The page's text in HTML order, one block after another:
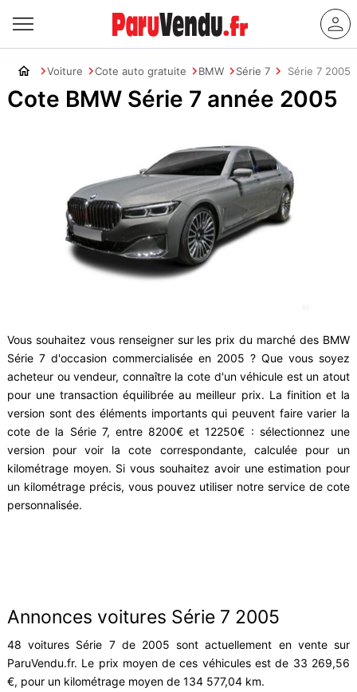
Voiture Cote auto gratuite BMW Série 7 Série 7 2005
Cote BMW Série 7 année 2005
Vous souhaitez vous renseigner sur les prix du marché des BMW
Série 7 d'occasion commercialisée en 2005 ? Que vous soyez
acheteur ou vendeur, connaître la cote d'un véhicule est un atout
pour une transaction équilibrée au meilleur prix. La finition et la
version sont des éléments importants qui peuvent faire varier la
cote de la Série 7, entre 8200€ et 12250€ : sélectionnez une
version pour voir la cote correspondante, calculée pour un
kilométrage moyen. Si vous souhaitez avoir une estimation pour
un kilométrage précis, vous pouvez utiliser notre service de cote
personnalisée.
Annonces voitures Série 7 2005
48 voitures Série 7 de 2005 sont actuellement en vente sur
ParuVendu.fr. Le prix moyen de ces véhicules est de 33 269,56
€, pour un kilométrage moyen de 134 577,04 km.